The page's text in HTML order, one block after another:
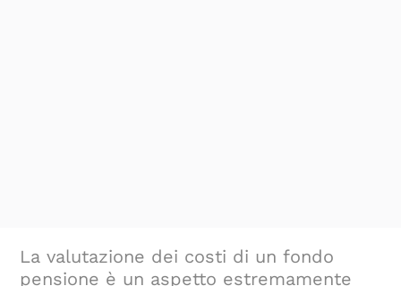
La valutazione dei costi di un fondo
pensione è un aspetto estremamente